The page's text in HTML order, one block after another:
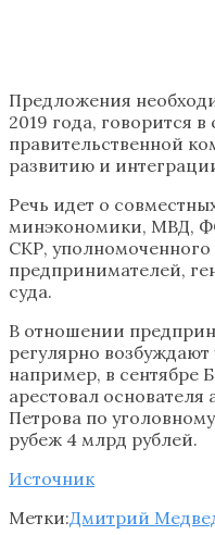
Предложения
2019 года, говорится
правительственной
развитию и
Речь идет о
минэкономики, МВД,
СКР,
предпринимателей,
суда.
В отношении
регулярно
например, в сентябре
арестовал основателя
Петрова по
рубеж 4 млрд рублей.
Источник
Метки:Дмитрий